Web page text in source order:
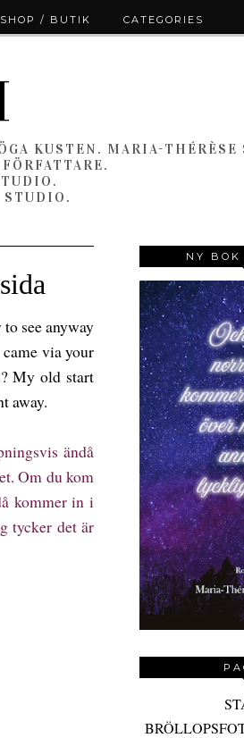
KUSTEN. MARIA-THÉRÈSE
STUDIO.
see anyway
via your
My old start
away.
ändå
Om du kom
kommer in i
tycker det är
NY
SHOP / BUTIK CATEGORIES